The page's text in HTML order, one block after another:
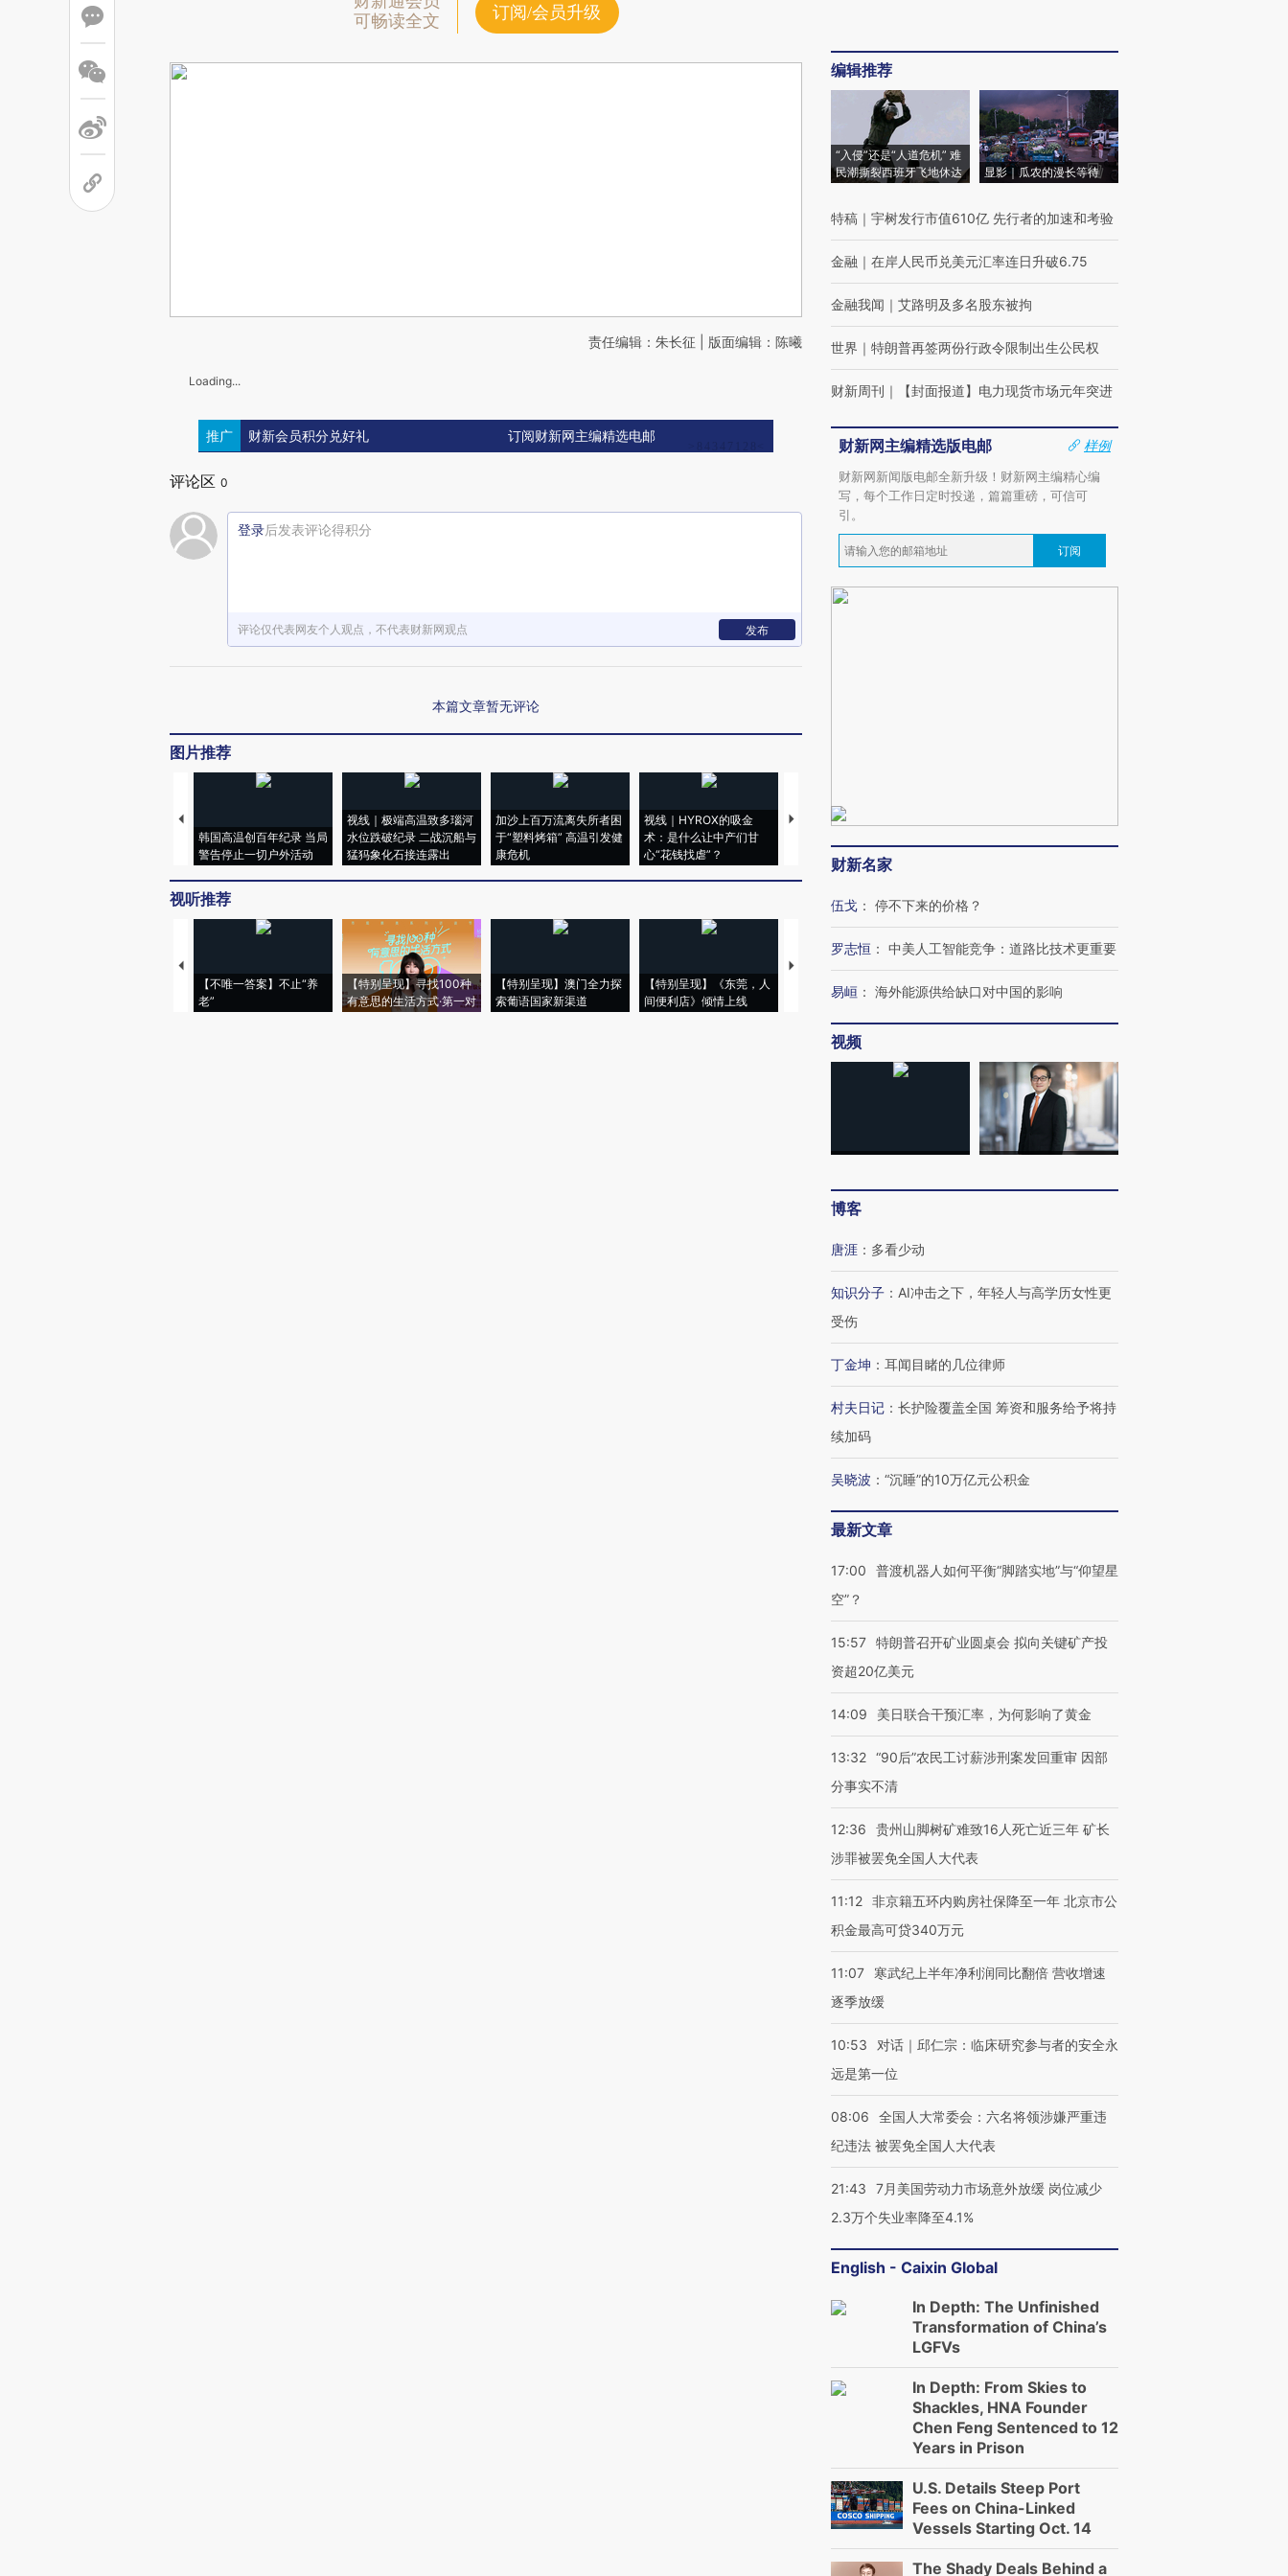
可畅读全文
订阅/会员升级
责任编辑：朱长征 | 版面编辑：陈曦
Loading...
推广 财新会员积分兑好礼 订阅财新网主编精选电邮
评论区 0
登录后发表评论得积分
评论仅代表网友个人观点，不代表财新网观点 发布
本篇文章暂无评论
图片推荐
韩国高温创百年纪录 当局
警告停止一切户外活动
视线｜极端高温致多瑙河
水位跌破纪录 二战沉船与
猛犸象化石接连露出
加沙上百万流离失所者困
于“塑料烤箱” 高温引发健
康危机
视线｜HYROX的吸金
术：是什么让中产们甘
心“花钱找虐”？
马航飞行员跨国走私7万
视听推荐
【不唯一答案】不止“养
老”
【特别呈现】寻找100种
有意思的生活方式·第一对
【特别呈现】澳门全力探
索葡语国家新渠道
【特别呈现】《东莞，人
间便利店》倾情上线
【推广】走进第四届链博
会，让数智科技“链”接产
【特别呈现】寻找100种
有意思的生活方式·第三对
【商旅对话】华住集团
编辑推荐
“入侵”还是“人道危机” 难
民潮撕裂西班牙飞地休达
显影｜瓜农的漫长等待
特稿 ｜ 宇树发行市值610亿 先行者的加速和考验
金融 ｜ 在岸人民币兑美元汇率连日升破6.75
金融我闻 ｜ 艾路明及多名股东被拘
世界 ｜ 特朗普再签两份行政令限制出生公民权
财新周刊 ｜ 【封面报道】电力现货市场元年突进
财新网主编精选版电邮
样例
财新网新闻版电邮全新升级！财新网主编精心编
写，每个工作日定时投递，篇篇重磅，可信可
引。
订阅
财新名家
伍戈 ： 停不下来的价格？
罗志恒 ： 中美人工智能竞争：道路比技术更重要
易峘 ： 海外能源供给缺口对中国的影响
视频
博客
唐涯 ： 多看少动
知识分子 ： AI冲击之下，年轻人与高学历女性更
受伤
丁金坤 ： 耳闻目睹的几位律师
村夫日记 ： 长护险覆盖全国 筹资和服务给予将持
续加码
吴晓波 ： “沉睡”的10万亿元公积金
最新文章
17:00
普渡机器人如何平衡“脚踏实地”与“仰望星
空”？
15:57 特朗普召开矿业圆桌会 拟向关键矿产投
资超20亿美元
14:09 美日联合干预汇率，为何影响了黄金
13:32 “90后”农民工讨薪涉刑案发回重审 因部
分事实不清
12:36
贵州山脚树矿难致16人死亡近三年 矿长
涉罪被罢免全国人大代表
11:12 非京籍五环内购房社保降至一年 北京市公
积金最高可贷340万元
11:07
寒武纪上半年净利润同比翻倍 营收增速
逐季放缓
10:53
对话｜邱仁宗：临床研究参与者的安全永
远是第一位
08:06
全国人大常委会：六名将领涉嫌严重违
纪违法 被罢免全国人大代表
21:43
7月美国劳动力市场意外放缓 岗位减少
2.3万个失业率降至4.1%
English - Caixin Global
In Depth: The Unfinished
Transformation of China’s
LGFVs
In Depth: From Skies to
Shackles, HNA Founder
Chen Feng Sentenced to 12
Years in Prison
U.S. Details Steep Port
Fees on China-Linked
Vessels Starting Oct. 14
The Shady Deals Behind a